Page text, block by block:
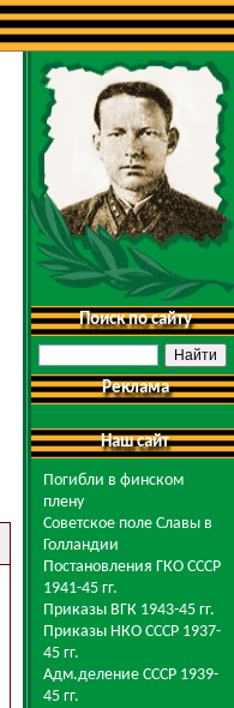
Поиск по сайту
Реклама
Наш сайт
Погибли в финском
плену
Советское поле Славы в
Голландии
Постановления ГКО СССР
1941-45 гг.
Приказы ВГК 1943-45 гг.
Приказы НКО СССР 1937-
45 гг.
Адм.деление СССР 1939-
45 гг.